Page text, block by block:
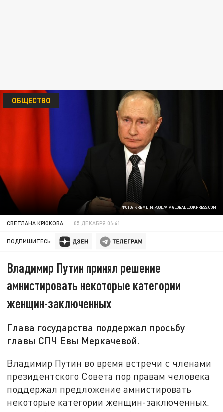
ФОТО: KREMLIN POOL/VIA GLOBALLOOKPRESS.COM
ОБЩЕСТВО
СВЕТЛАНА КРЮКОВА 05 ДЕКАБРЯ 06:41
ПОДПИШИТЕСЬ:
Владимир Путин принял решение
амнистировать некоторые категории
женщин-заключенных
Глава государства поддержал просьбу
главы СПЧ Евы Меркачевой.
Владимир Путин во время встречи с членами
президентского Совета пор правам человека
поддержал предложение амнистировать
некоторые категории женщин-заключенных.